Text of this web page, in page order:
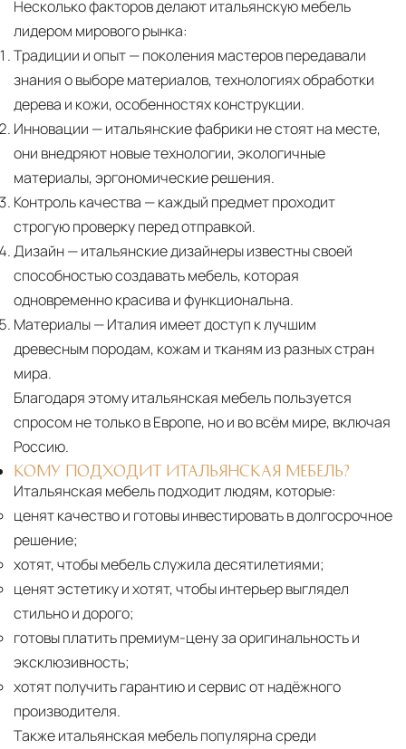
Несколько факторов делают итальянскую мебель
лидером мирового рынка:
Традиции и опыт— поколения мастеров передавали
знания о выборе материалов, технологиях обработки
дерева и кожи, особенностях конструкции.
Инновации — итальянские фабрики не стоят на месте,
они внедряют новые технологии, экологичные
материалы, эргономические решения.
Контроль качества — каждый предмет проходит
строгую проверку перед отправкой.
Дизайн— итальянские дизайнеры известны своей
способностью создавать мебель, которая
одновременно красива и функциональна.
Материалы— Италия имеет доступ к лучшим
древесным породам, кожам и тканям из разных стран
мира.
Благодаря этому итальянская мебель пользуется
спросом не только в Европе, но и во всём мире, включая
Россию.
КОМУ ПОДХОДИТ ИТАЛЬЯНСКАЯ МЕБЕЛЬ?
Итальянская мебель подходит людям, которые:
ценят качество и готовы инвестировать в долгосрочное
решение;
хотят, чтобы мебель служила десятилетиями;
ценят эстетику и хотят, чтобы интерьер выглядел
стильно и дорого;
готовы платить премиум-цену за оригинальность и
эксклюзивность;
хотят получить гарантию и сервис от надёжного
производителя.
Также итальянская мебель популярна среди